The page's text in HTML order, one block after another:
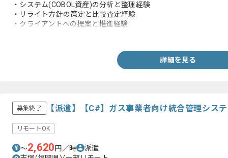
・システム(COBOL資産)の分析と整理経験
・リライト方針の策定と比較査定経験
・クライアントへの提案と推進経験
詳細を見る
募集終了 【派遣】【C#】ガス事業者向け統合管理シス
リモートOK
〜2,620円／時
派遣